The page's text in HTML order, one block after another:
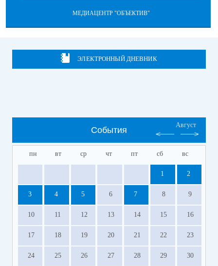
МЕДИАЦЕНТР "ОБЪЕКТИВ"
ЭЛЕКТРОННЫЙ ДНЕВНИК
События
Август
пн вт ср чт пт сб вс
1 2
3 4 5 6 7 8 9
10 11 12 13 14 15 16
17 18 19 20 21 22 23
24 25 26 27 28 29 30